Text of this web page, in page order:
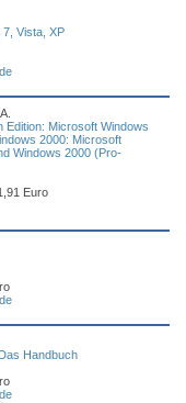
Vista, XP
Microsoft Windows
2000: Microsoft
Windows 2000 (Pro-
Euro
Handbuch